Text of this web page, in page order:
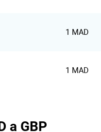
1 MAD
1 MAD
a GBP